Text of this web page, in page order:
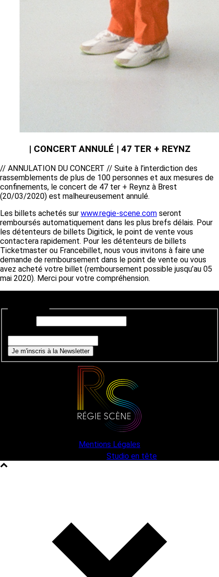
| CONCERT ANNULÉ | 47 TER + REYNZ
// ANNULATION DU CONCERT // Suite à l’interdiction des
rassemblements de plus de 100 personnes et aux mesures de
confinements, le concert de 47 ter + Reynz à Brest
(20/03/2020) est malheureusement annulé.
Les billets achetés sur www.regie-scene.com seront
remboursés automatiquement dans les plus brefs délais. Pour
les détenteurs de billets Digitick, le point de vente vous
contactera rapidement. Pour les détenteurs de billets
Ticketmaster ou Francebillet, nous vous invitons à faire une
demande de remboursement dans le point de vente ou vous
avez acheté votre billet (remboursement possible jusqu’au 05
mai 2020). Merci pour votre compréhension.
Je m'inscris à la Newsletter
Mentions Légales
Studio en tête